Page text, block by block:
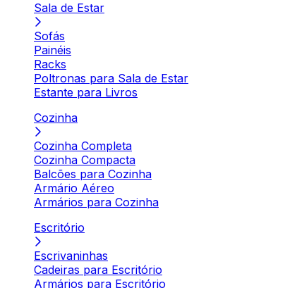
Sala de Estar
Sofás
Painéis
Racks
Poltronas para Sala de Estar
Estante para Livros
Cozinha
Cozinha Completa
Cozinha Compacta
Balcões para Cozinha
Armário Aéreo
Armários para Cozinha
Escritório
Escrivaninhas
Cadeiras para Escritório
Armários para Escritório